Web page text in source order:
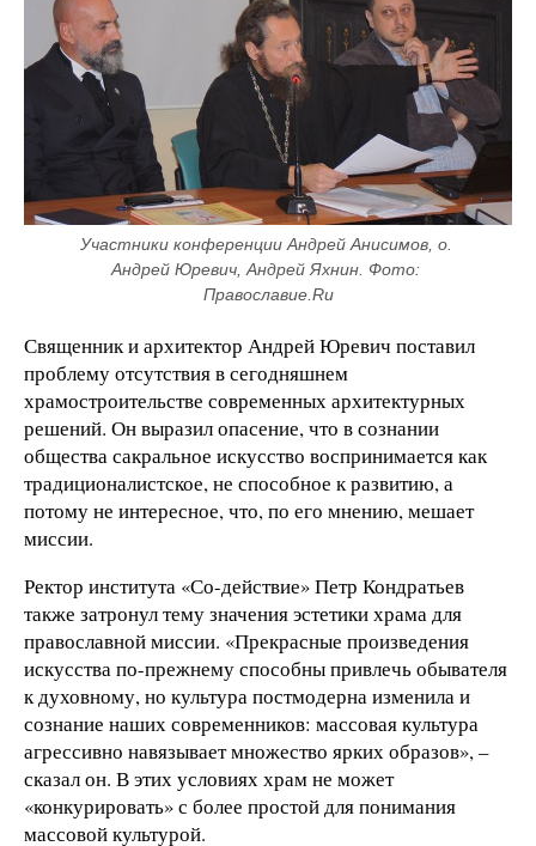
Участники конференции Андрей Анисимов, о.
Андрей Юревич, Андрей Яхнин. Фото:
Православие.Ru
Священник и архитектор Андрей Юревич поставил
проблему отсутствия в сегодняшнем
храмостроительстве современных архитектурных
решений. Он выразил опасение, что в сознании
общества сакральное искусство воспринимается как
традиционалистское, не способное к развитию, а
потому не интересное, что, по его мнению, мешает
миссии.
Ректор института «Со-действие» Петр Кондратьев
также затронул тему значения эстетики храма для
православной миссии. «Прекрасные произведения
искусства по-прежнему способны привлечь обывателя
к духовному, но культура постмодерна изменила и
сознание наших современников: массовая культура
агрессивно навязывает множество ярких образов», –
сказал он. В этих условиях храм не может
«конкурировать» с более простой для понимания
массовой культурой.